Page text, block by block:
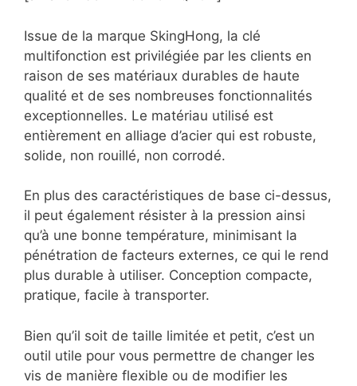
Issue de la marque SkingHong, la clé
multifonction est privilégiée par les clients en
raison de ses matériaux durables de haute
qualité et de ses nombreuses fonctionnalités
exceptionnelles. Le matériau utilisé est
entièrement en alliage d’acier qui est robuste,
solide, non rouillé, non corrodé.
En plus des caractéristiques de base ci-dessus,
il peut également résister à la pression ainsi
qu’à une bonne température, minimisant la
pénétration de facteurs externes, ce qui le rend
plus durable à utiliser. Conception compacte,
pratique, facile à transporter.
Bien qu’il soit de taille limitée et petit, c’est un
outil utile pour vous permettre de changer les
vis de manière flexible ou de modifier les